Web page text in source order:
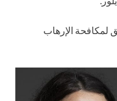
لمكافحة الإرهاب